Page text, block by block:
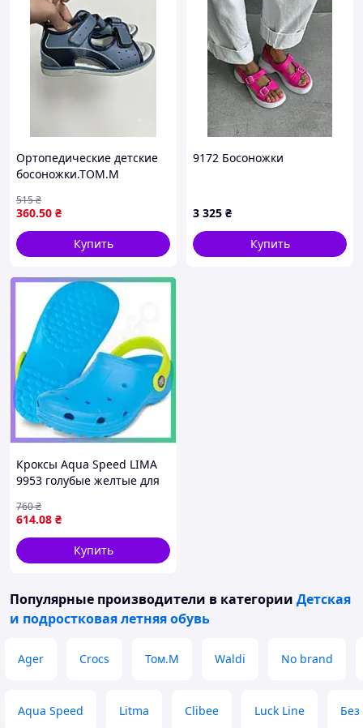
Ортопедические детские
босоножки.ТОМ.М
(16,7 см) 29 (18 см)
360.50 ₴
515₴
Купить
9172 Босоножки
3 325 ₴
Купить
Кроксы Aqua Speed LIMA
9953 голубые желтые для
обувь для плавания
SKU_555-02
614.08 ₴
760₴
Купить
Популярные производители в категории Детская
и подростковая летняя обувь
Ager Crocs Том.М Waldi No brand
Aqua Speed Litma Clibee Luck Line